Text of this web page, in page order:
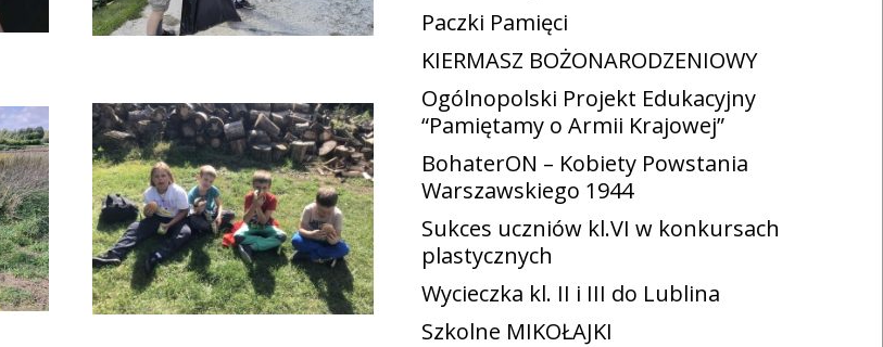
Paczki Pamięci
KIERMASZ BOŻONARODZENIOWY
Ogólnopolski Projekt Edukacyjny
“Pamiętamy o Armii Krajowej”
BohaterON – Kobiety Powstania
Warszawskiego 1944
Sukces uczniów kl.VI w konkursach
plastycznych
Wycieczka kl. II i III do Lublina
Szkolne MIKOŁAJKI